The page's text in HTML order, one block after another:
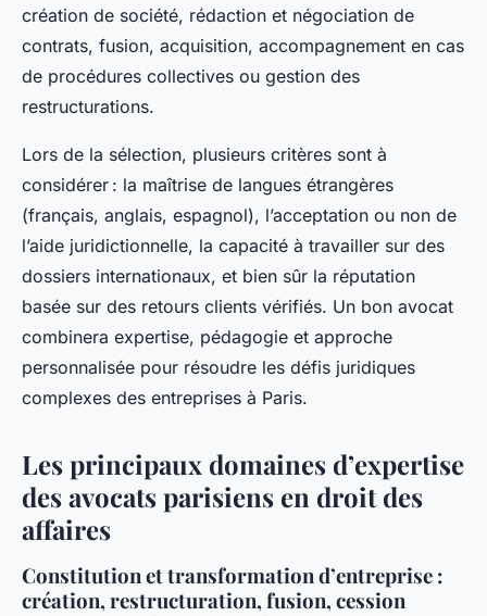
création de société, rédaction et négociation de
contrats, fusion, acquisition, accompagnement en cas
de procédures collectives ou gestion des
restructurations.
Lors de la sélection, plusieurs critères sont à
considérer : la maîtrise de langues étrangères
(français, anglais, espagnol), l’acceptation ou non de
l’aide juridictionnelle, la capacité à travailler sur des
dossiers internationaux, et bien sûr la réputation
basée sur des retours clients vérifiés. Un bon avocat
combinera expertise, pédagogie et approche
personnalisée pour résoudre les défis juridiques
complexes des entreprises à Paris.
Les principaux domaines d’expertise
des avocats parisiens en droit des
affaires
Constitution et transformation d’entreprise :
création, restructuration, fusion, cession